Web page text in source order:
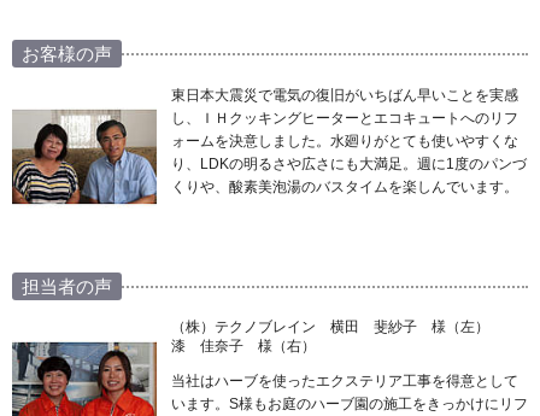
お客様の声
東日本大震災で電気の復旧がいちばん早いことを実感
し、ＩＨクッキングヒーターとエコキュートへのリフ
ォームを決意しました。水廻りがとても使いやすくな
り、LDKの明るさや広さにも大満足。週に1度のパンづ
くりや、酸素美泡湯のバスタイムを楽しんでいます。
担当者の声
（株）テクノブレイン 横田 斐紗子 様（左）
漆 佳奈子 様（右）
当社はハーブを使ったエクステリア工事を得意として
います。S様もお庭のハーブ園の施工をきっかけにリフ